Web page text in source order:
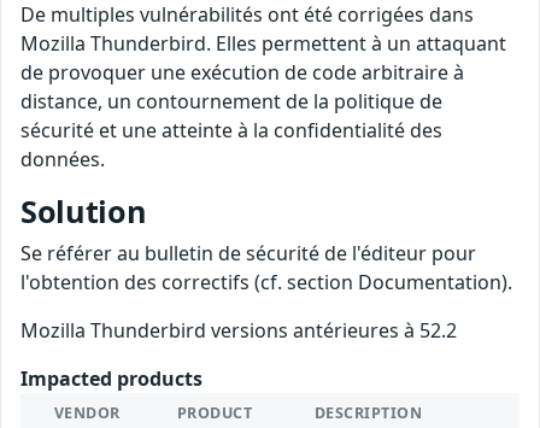
De multiples vulnérabilités ont été corrigées dans
Mozilla Thunderbird. Elles permettent à un attaquant
de provoquer une exécution de code arbitraire à
distance, un contournement de la politique de
sécurité et une atteinte à la confidentialité des
données.
Solution
Se référer au bulletin de sécurité de l'éditeur pour
l'obtention des correctifs (cf. section Documentation).
Mozilla Thunderbird versions antérieures à 52.2
Impacted products
VENDOR PRODUCT DESCRIPTION